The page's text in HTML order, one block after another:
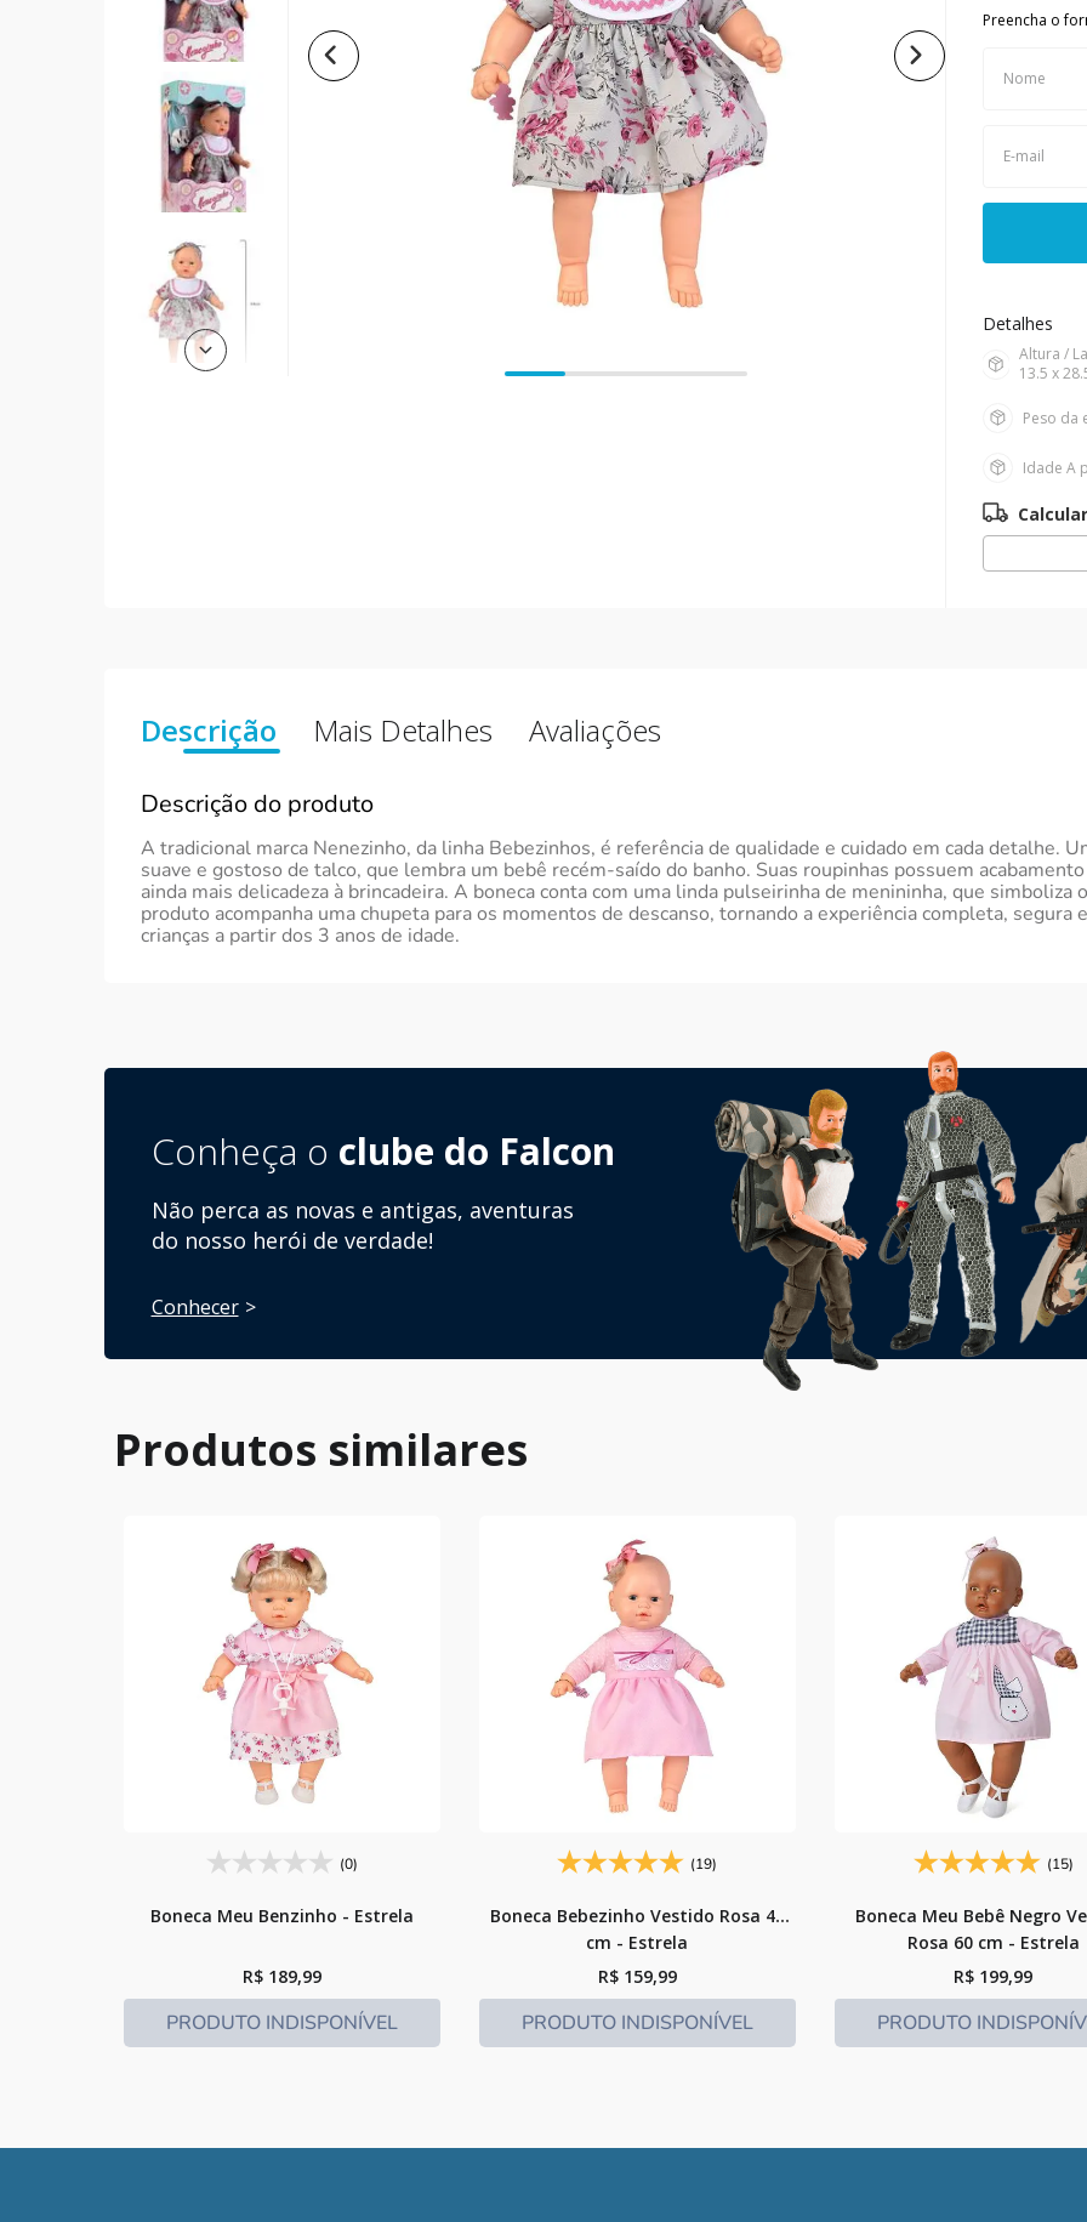
Preencha o
Detalhes
Altura /
13.5 x
Peso da
Idade A
Descrição Mais Detalhes Avaliações
Descrição do produto
A tradicional marca Nenezinho, da linha Bebezinhos, é referência de qualidade e cuidado em cada detalhe.
suave e gostoso de talco, que lembra um bebê recém-saído do banho. Suas roupinhas possuem
ainda mais delicadeza à brincadeira. A boneca conta com uma linda pulseirinha de menininha, que
produto acompanha uma chupeta para os momentos de descanso, tornando a experiência completa, segura
crianças a partir dos 3 anos de idade.
Conheça o clube do Falcon
Não perca as novas e antigas, aventuras
do nosso herói de verdade!
Conhecer
Produtos similares
(0)
Boneca Meu Benzinho - Estrela
R$ 189,99
PRODUTO INDISPONÍVEL
(19)
Boneca Bebezinho Vestido Rosa 49
cm - Estrela
R$ 159,99
PRODUTO INDISPONÍVEL
(15)
Boneca Meu Bebê Negro
Rosa 60 cm - Estrela
R$ 199,99
PRODUTO
º